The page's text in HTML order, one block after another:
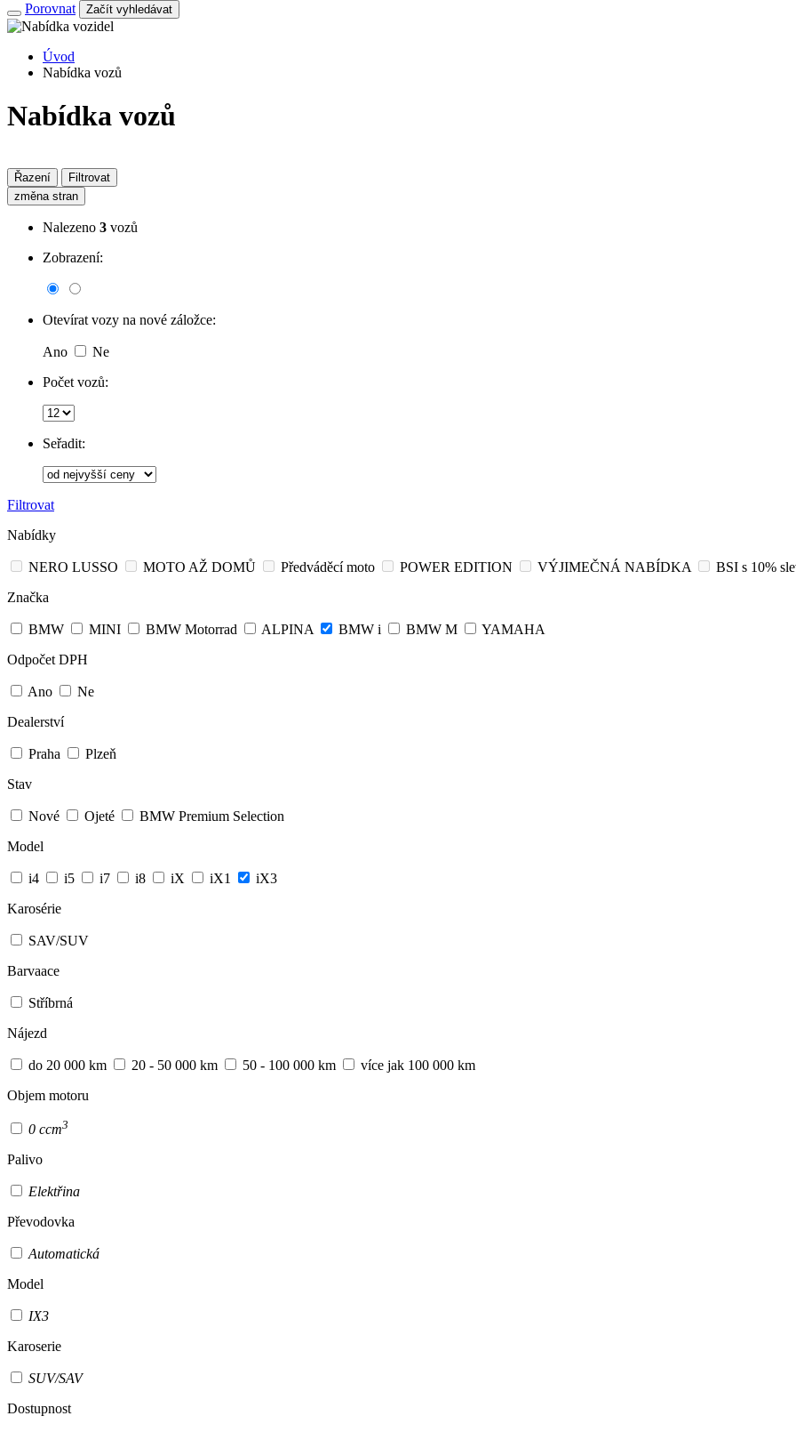
Porovnat Začít vyhledávat
Úvod
Nabídka vozů
Nabídka vozů
Řazení
Filtrovat
změna stran
Nalezeno 3 vozů
Zobrazení:
Otevírat vozy na nové záložce:
Ano
Ne
Počet vozů:
Seřadit:
Filtrovat
Nabídky
NERO LUSSO MOTO AŽ DOMŮ Předváděcí moto POWER EDITION VÝJIMEČNÁ NABÍDKA
BSI s 10%
Značka
BMW MINI BMW Motorrad ALPINA BMW i BMW M
YAMAHA
Odpočet DPH
Ano
Ne
Dealerství
Praha
Plzeň
Stav
Nové Ojeté
BMW Premium Selection
Model
i4 i5 i7 i8 iX iX1
iX3
Karosérie
SAV/SUV
Barvaace
Stříbrná
Nájezd
do 20 000 km 20 - 50 000 km 50 - 100 000 km
více jak 100 000 km
Objem motoru
0 ccm3
Palivo
Elektřina
Převodovka
Automatická
Model
IX3
Karoserie
SUV/SAV
Dostupnost